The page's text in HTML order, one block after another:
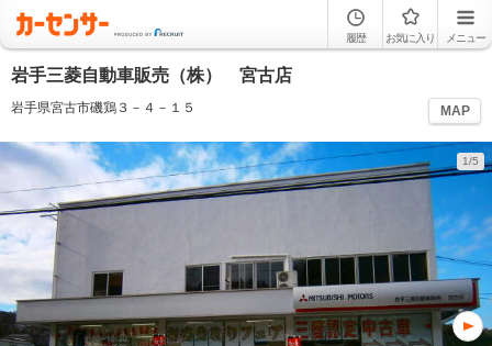
履歴 お気に入り メニュー
岩手三菱自動車販売（株） 宮古店
岩手県宮古市磯鶏３－４－１５ MAP
1/5